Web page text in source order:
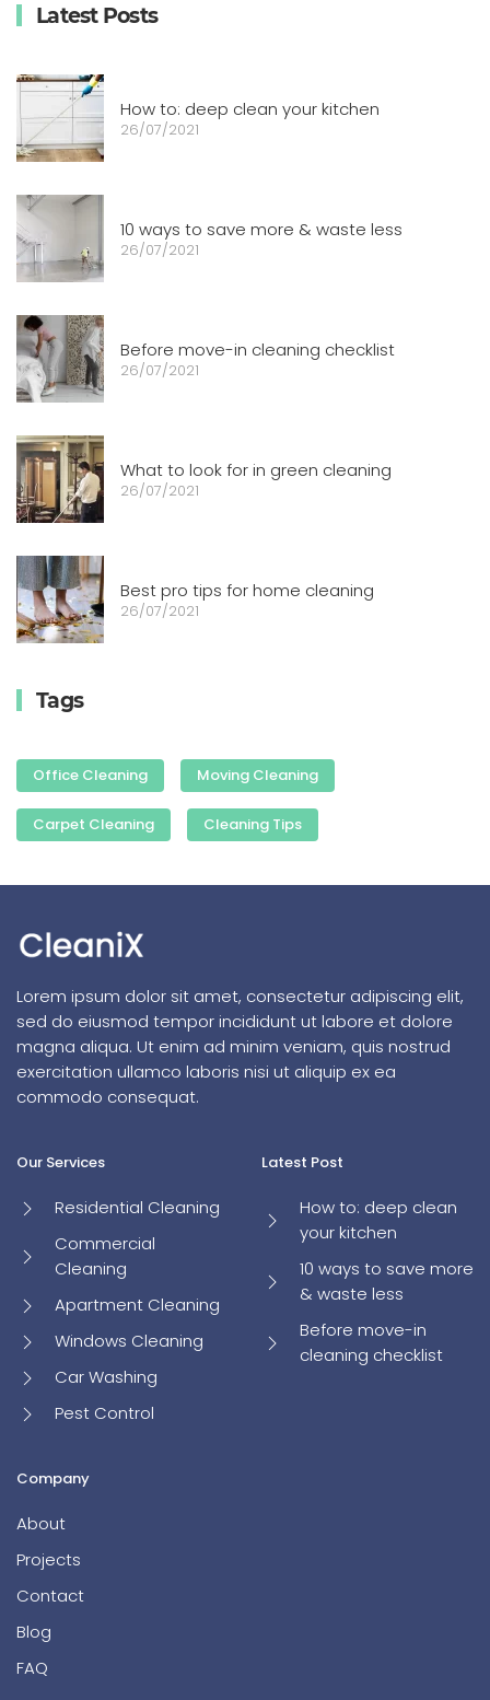
Latest Posts
How to: deep clean your kitchen
26/07/2021
10 ways to save more & waste less
26/07/2021
Before move-in cleaning checklist
26/07/2021
What to look for in green cleaning
26/07/2021
Best pro tips for home cleaning
26/07/2021
Tags
Office Cleaning Moving Cleaning
Carpet Cleaning Cleaning Tips
Lorem ipsum dolor sit amet, consectetur adipiscing elit,
sed do eiusmod tempor incididunt ut labore et dolore
magna aliqua. Ut enim ad minim veniam, quis nostrud
exercitation ullamco laboris nisi ut aliquip ex ea
commodo consequat.
Our Services
Residential Cleaning
Commercial
Cleaning
Apartment Cleaning
Windows Cleaning
Car Washing
Pest Control
Latest Post
How to: deep clean
your kitchen
10 ways to save more
& waste less
Before move-in
cleaning checklist
Company
About
Projects
Contact
Blog
FAQ